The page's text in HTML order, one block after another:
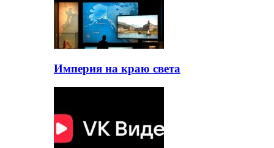
Империя на краю света